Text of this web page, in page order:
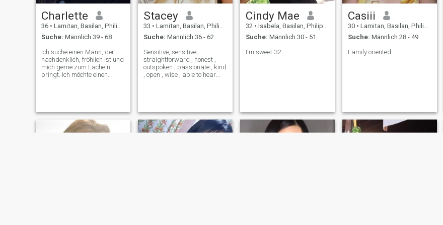
auf der Suche nach Fürsorge
und endloser Liebe ist. Ich
bin ruhig, romantisch,
freundlich und süß, liebevoll
Herzen.
Charlette
36 • Lamitan, Basilan, Philippinen
Suche: Männlich 39 - 68
Ich suche einen Mann, der
nachdenklich, fröhlich ist und
mich gerne zum Lächeln
bringt. Ich möchte einen
Stacey
33 • Lamitan, Basilan, Philippinen
Suche: Männlich 36 - 62
Sensitive, sensitive,
straightforward , honest ,
outspoken , passionate , kind
, open , wise , able to hear
Cindy Mae
32 • Isabela, Basilan, Philippinen
Suche: Männlich 30 - 51
I'm sweet 32
Casiii
30 • Lamitan, Basilan, Philippinen
Suche: Männlich 28 - 49
Family oriented